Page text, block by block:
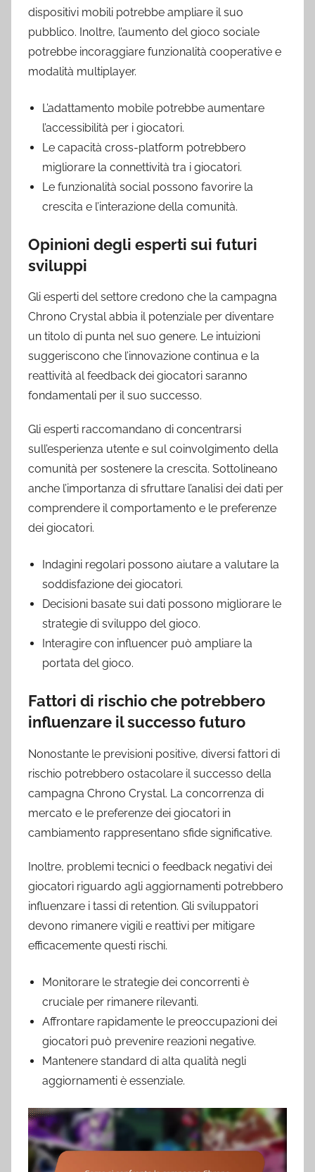
dispositivi mobili potrebbe ampliare il suo
pubblico. Inoltre, l’aumento del gioco sociale
potrebbe incoraggiare funzionalità cooperative e
modalità multiplayer.
L’adattamento mobile potrebbe aumentare
l’accessibilità per i giocatori.
Le capacità cross-platform potrebbero
migliorare la connettività tra i giocatori.
Le funzionalità social possono favorire la
crescita e l’interazione della comunità.
Opinioni degli esperti sui futuri
sviluppi
Gli esperti del settore credono che la campagna
Chrono Crystal abbia il potenziale per diventare
un titolo di punta nel suo genere. Le intuizioni
suggeriscono che l’innovazione continua e la
reattività al feedback dei giocatori saranno
fondamentali per il suo successo.
Gli esperti raccomandano di concentrarsi
sull’esperienza utente e sul coinvolgimento della
comunità per sostenere la crescita. Sottolineano
anche l’importanza di sfruttare l’analisi dei dati per
comprendere il comportamento e le preferenze
dei giocatori.
Indagini regolari possono aiutare a valutare la
soddisfazione dei giocatori.
Decisioni basate sui dati possono migliorare le
strategie di sviluppo del gioco.
Interagire con influencer può ampliare la
portata del gioco.
Fattori di rischio che potrebbero
influenzare il successo futuro
Nonostante le previsioni positive, diversi fattori di
rischio potrebbero ostacolare il successo della
campagna Chrono Crystal. La concorrenza di
mercato e le preferenze dei giocatori in
cambiamento rappresentano sfide significative.
Inoltre, problemi tecnici o feedback negativi dei
giocatori riguardo agli aggiornamenti potrebbero
influenzare i tassi di retention. Gli sviluppatori
devono rimanere vigili e reattivi per mitigare
efficacemente questi rischi.
Monitorare le strategie dei concorrenti è
cruciale per rimanere rilevanti.
Affrontare rapidamente le preoccupazioni dei
giocatori può prevenire reazioni negative.
Mantenere standard di alta qualità negli
aggiornamenti è essenziale.